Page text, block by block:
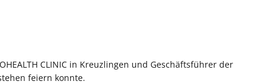
CLINIC in Kreuzlingen und Geschäftsführer der
feiern konnte.